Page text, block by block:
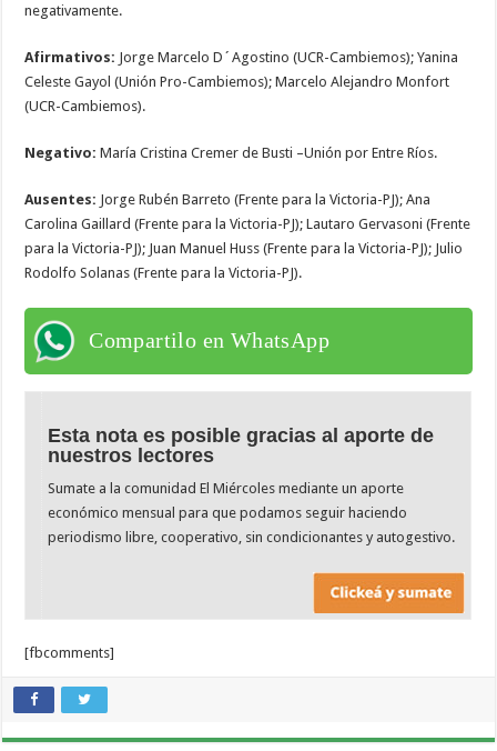
negativamente.
Afirmativos: Jorge Marcelo D´Agostino (UCR-Cambiemos); Yanina
Celeste Gayol (Unión Pro-Cambiemos); Marcelo Alejandro Monfort
(UCR-Cambiemos).
Negativo: María Cristina Cremer de Busti –Unión por Entre Ríos.
Ausentes: Jorge Rubén Barreto (Frente para la Victoria-PJ); Ana
Carolina Gaillard (Frente para la Victoria-PJ); Lautaro Gervasoni (Frente
para la Victoria-PJ); Juan Manuel Huss (Frente para la Victoria-PJ); Julio
Rodolfo Solanas (Frente para la Victoria-PJ).
Compartilo en WhatsApp
Esta nota es posible gracias al aporte de
nuestros lectores
Sumate a la comunidad El Miércoles mediante un aporte
económico mensual para que podamos seguir haciendo
periodismo libre, cooperativo, sin condicionantes y autogestivo.
[fbcomments]